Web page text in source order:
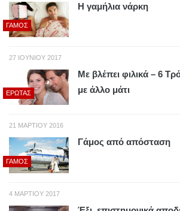
ΓΆΜΟΣ
Η γαμήλια νάρκη
27 ΙΟΥΝΊΟΥ 2017
ΈΡΩΤΑΣ
Με βλέπει φιλικά – 6
με άλλο μάτι
21 ΜΑΡΤΊΟΥ 2016
ΓΆΜΟΣ
Γάμος από απόσταση
4 ΜΑΡΤΊΟΥ 2017